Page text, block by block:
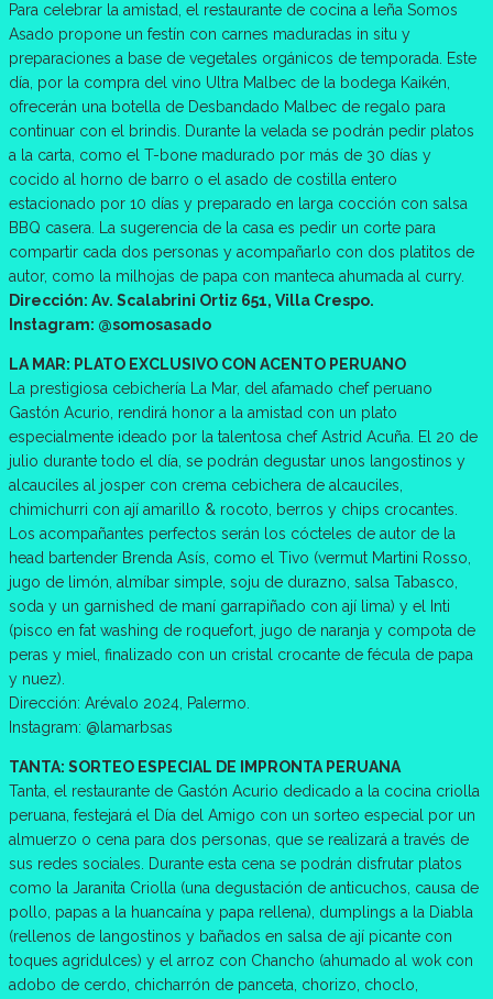
Para celebrar la amistad, el restaurante de cocina a leña Somos
Asado propone un festín con carnes maduradas in situ y
preparaciones a base de vegetales orgánicos de temporada. Este
día, por la compra del vino Ultra Malbec de la bodega Kaikén,
ofrecerán una botella de Desbandado Malbec de regalo para
continuar con el brindis. Durante la velada se podrán pedir platos
a la carta, como el T-bone madurado por más de 30 días y
cocido al horno de barro o el asado de costilla entero
estacionado por 10 días y preparado en larga cocción con salsa
BBQ casera. La sugerencia de la casa es pedir un corte para
compartir cada dos personas y acompañarlo con dos platitos de
autor, como la milhojas de papa con manteca ahumada al curry.
Dirección: Av. Scalabrini Ortiz 651, Villa Crespo.
Instagram: @somosasado
LA MAR: PLATO EXCLUSIVO CON ACENTO PERUANO
La prestigiosa cebichería La Mar, del afamado chef peruano
Gastón Acurio, rendirá honor a la amistad con un plato
especialmente ideado por la talentosa chef Astrid Acuña. El 20 de
julio durante todo el día, se podrán degustar unos langostinos y
alcauciles al josper con crema cebichera de alcauciles,
chimichurri con ají amarillo & rocoto, berros y chips crocantes.
Los acompañantes perfectos serán los cócteles de autor de la
head bartender Brenda Asís, como el Tivo (vermut Martini Rosso,
jugo de limón, almíbar simple, soju de durazno, salsa Tabasco,
soda y un garnished de maní garrapiñado con ají lima) y el Inti
(pisco en fat washing de roquefort, jugo de naranja y compota de
peras y miel, finalizado con un cristal crocante de fécula de papa
y nuez).
Dirección: Arévalo 2024, Palermo.
Instagram: @lamarbsas
TANTA: SORTEO ESPECIAL DE IMPRONTA PERUANA
Tanta, el restaurante de Gastón Acurio dedicado a la cocina criolla
peruana, festejará el Día del Amigo con un sorteo especial por un
almuerzo o cena para dos personas, que se realizará a través de
sus redes sociales. Durante esta cena se podrán disfrutar platos
como la Jaranita Criolla (una degustación de anticuchos, causa de
pollo, papas a la huancaína y papa rellena), dumplings a la Diabla
(rellenos de langostinos y bañados en salsa de ají picante con
toques agridulces) y el arroz con Chancho (ahumado al wok con
adobo de cerdo, chicharrón de panceta, chorizo, choclo,